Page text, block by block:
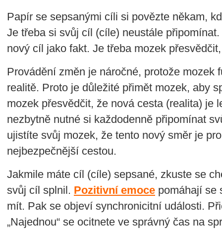
Papír se sepsanými cíli si povězte někam,
Je třeba si svůj cíl (cíle) neustále
nový cíl jako fakt. Je třeba mozek
Provádění změn je náročné, protože mozek
realitě. Proto je důležité přimět mozek, aby
mozek přesvědčit, že nová cesta (realita) je
nezbytně nutné si každodenně připomínat
ujistíte svůj mozek, že tento nový směr je
nejbezpečnější cestou.
Jakmile máte cíl (cíle) sepsané, zkuste se
svůj cíl splnil. Pozitivní emoce pomáhají se
mít. Pak se objeví synchronicitní události.
„Najednou“ se ocitnete ve správný čas na